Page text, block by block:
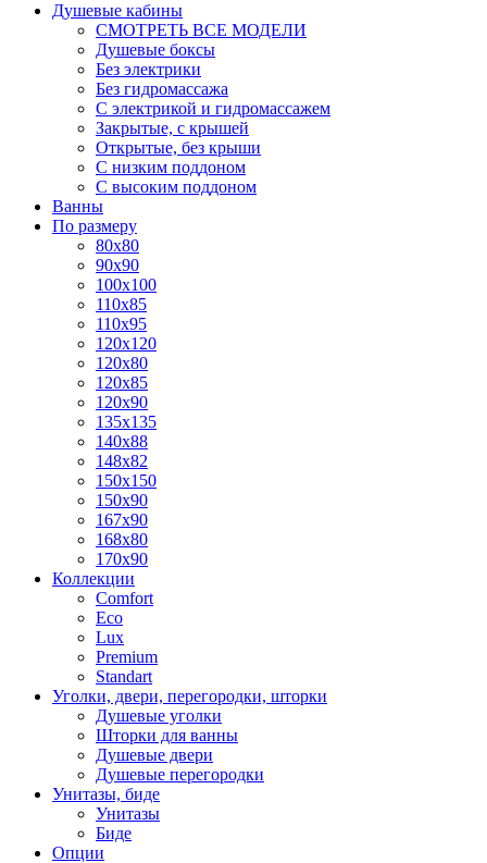
Душевые кабины
СМОТРЕТЬ ВСЕ МОДЕЛИ
Душевые боксы
Без электрики
Без гидромассажа
С электрикой и гидромассажем
Закрытые, с крышей
Открытые, без крыши
С низким поддоном
С высоким поддоном
Ванны
По размеру
80x80
90x90
100x100
110x85
110x95
120x120
120x80
120x85
120x90
135x135
140x88
148x82
150x150
150x90
167x90
168x80
170x90
Коллекции
Comfort
Eco
Lux
Premium
Standart
Уголки, двери, перегородки, шторки
Душевые уголки
Шторки для ванны
Душевые двери
Душевые перегородки
Унитазы, биде
Унитазы
Биде
Опции